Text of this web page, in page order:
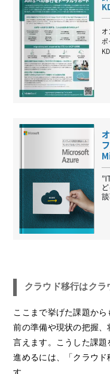
クラウド移行はク
ここまで挙げた課題か
前の準備や現状の把握
言えます。こうした課
進めるには、「クラウ